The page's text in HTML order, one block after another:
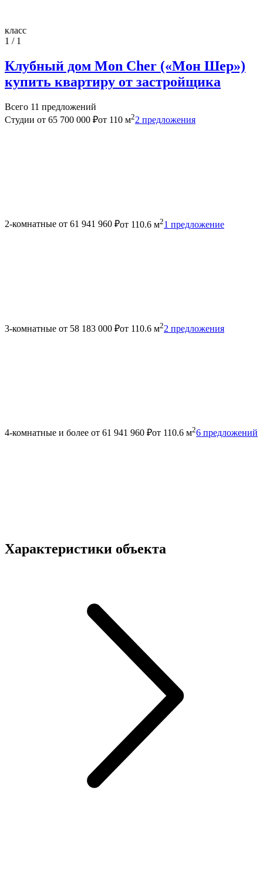
класс
1 / 1
Клубный дом Mon Cher («Мон Шер»)
купить квартиру от застройщика
Всего 11 предложений
Студии от 65 700 000 ₽от 110 м22 предложения
2-комнатные от 61 941 960 ₽от 110.6 м21 предложение
3-комнатные от 58 183 000 ₽от 110.6 м22 предложения
4-комнатные и более от 61 941 960 ₽от 110.6 м26 предложений
Характеристики объекта